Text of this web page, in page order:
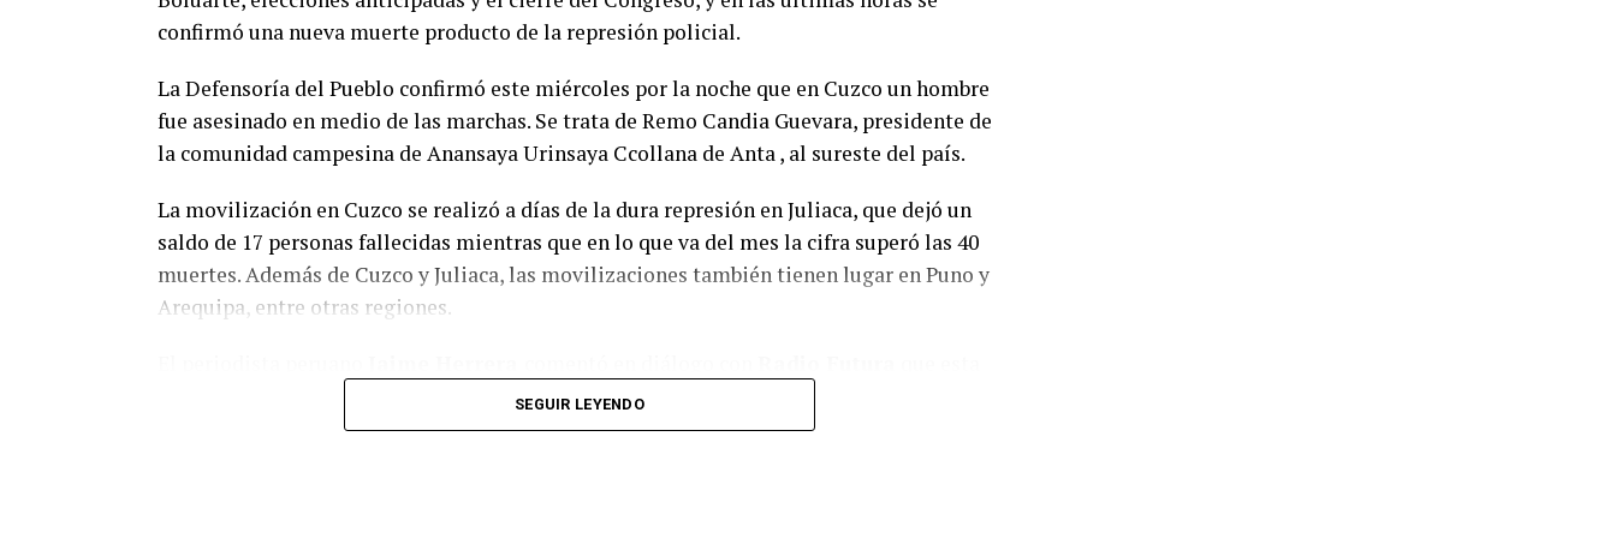
la oposición entienda que en el libre democrático y en el libre juego de las instituciones
sociedad con solo tratar los temas que a ellos les interesa ”.
Además de los proyectos de solicitud de juicio político a los integrantes de la Corte
lleguen al recinto los proyectos de modificación de la Ley de Tránsito y Seguridad Vial
sobre Alcoholemia Cero para la conducción de vehículo; y el de de aprobación del Plan
Nacional de Ciencia, Tecnología e Innovación 2030, entre otros.
confirmó una nueva muerte producto de la represión policial.
La Defensoría del Pueblo confirmó este miércoles por la noche que en Cuzco un hombre
fue asesinado en medio de las marchas. Se trata de Remo Candia Guevara, presidente de
la comunidad campesina de Anansaya Urinsaya Ccollana de Anta , al sureste del país.
La movilización en Cuzco se realizó a días de la dura represión en Juliaca, que dejó un
saldo de 17 personas fallecidas mientras que en lo que va del mes la cifra superó las 40
muertes. Además de Cuzco y Juliaca, las movilizaciones también tienen lugar en Puno y
Arequipa, entre otras regiones.
semana fue “bastante violenta en la región Puno, donde la dura represión policial
ocasionó en menos de dos horas la cifra de 17 fallecidos civiles y uno de la Policía
SEGUIR LEYENDO